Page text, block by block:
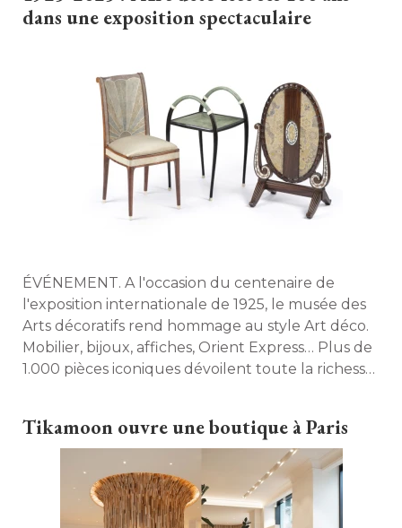
dans une exposition spectaculaire
ÉVÉNEMENT. A l'occasion du centenaire de
l'exposition internationale de 1925, le musée des
Arts décoratifs rend hommage au style Art déco.
Mobilier, bijoux, affiches, Orient Express… Plus de
1.000 pièces iconiques dévoilent toute la richesse
Tikamoon ouvre une boutique à Paris